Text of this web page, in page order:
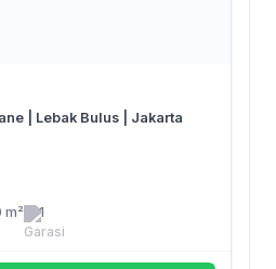
| Lebak Bulus | Jakarta
m² 1